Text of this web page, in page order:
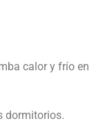
calor y frío en
dormitorios.